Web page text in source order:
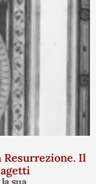
Resurrezione. Il